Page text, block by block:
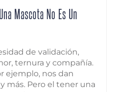
Mascota No Es Un
de validación,
ternura y compañía.
ejemplo, nos dan
más. Pero el tener una